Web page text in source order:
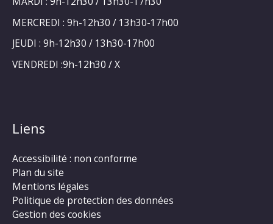
MERCREDI : 9h-12h30 / 13h30-17h00
JEUDI : 9h-12h30 / 13h30-17h00
VENDREDI :9h-12h30 / X
Liens
Accessibilité : non conforme
Plan du site
Mentions légales
Politique de protection des données
Gestion des cookies